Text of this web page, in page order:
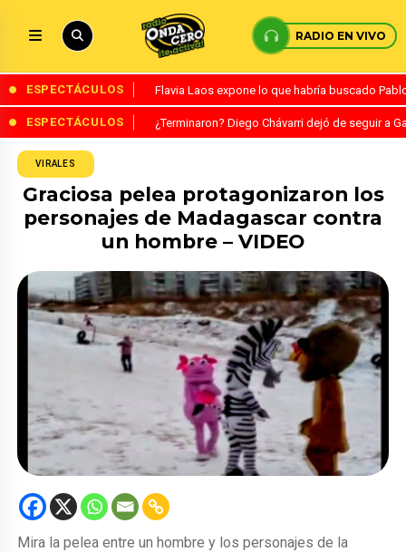
RADIO EN VIVO
ESPECTÁCULOS Flavia Laos expone lo que habría buscado
ESPECTÁCULOS ¿Terminaron? Diego Chávarri dejó de seguir a
VIRALES
Graciosa pelea protagonizaron los
personajes de Madagascar contra
un hombre – VIDEO
Mira la pelea entre un hombre y los personajes de la